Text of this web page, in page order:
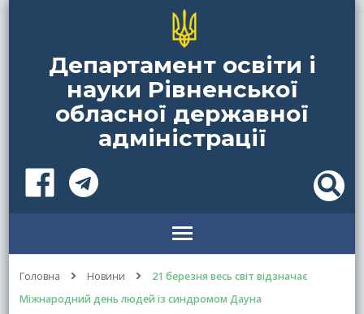
Департамент освіти і
науки Рівненської
обласної державної
адміністрації
Головна Новини
21 березня весь світ відзначає
Міжнародний день людей із синдромом Дауна